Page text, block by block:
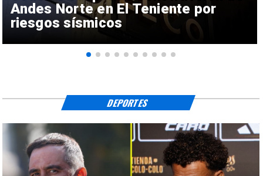
Andes Norte en El Teniente por
riesgos sísmicos
DEPORTES